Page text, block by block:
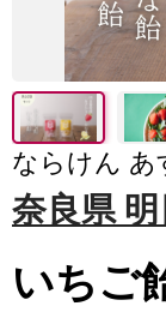
ならけん あ
奈良県
いちご